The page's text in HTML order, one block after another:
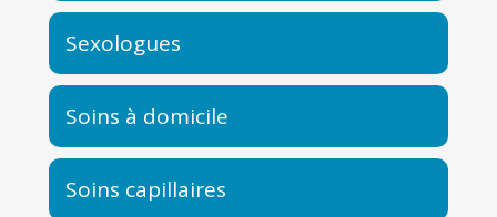
Sexologues
Soins à domicile
Soins capillaires